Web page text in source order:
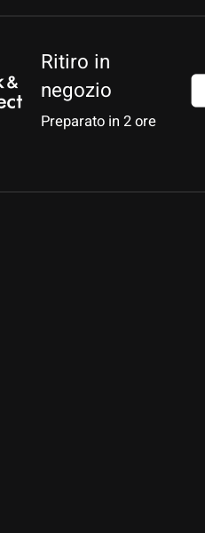
Ritiro in
negozio
Preparato in 2 ore